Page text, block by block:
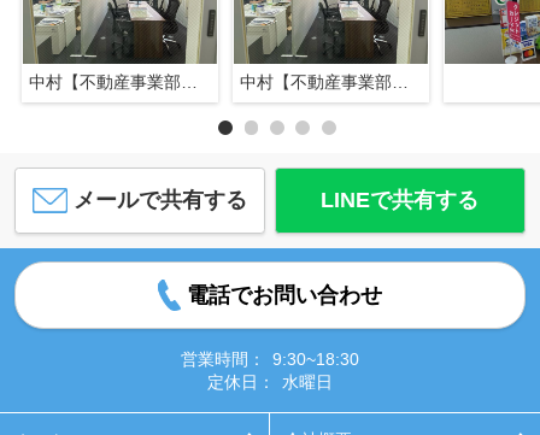
メールで共有する LINEで共有する
電話でお問い合わせ
営業時間：
9:30~18:30
定休日：
水曜日